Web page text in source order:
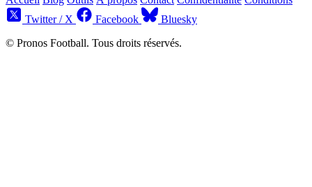
Twitter / X
Facebook
Bluesky
© Pronos Football. Tous droits réservés.